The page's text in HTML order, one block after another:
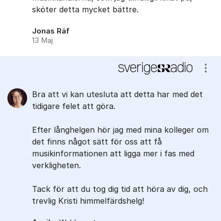
sköter detta mycket bättre.
Jonas Räf
13 Maj
Bra att vi kan utesluta att detta har med det
tidigare felet att göra.
Efter långhelgen hör jag med mina kolleger om
det finns något sätt för oss att få
musikinformationen att ligga mer i fas med
verkligheten.
Tack för att du tog dig tid att höra av dig, och
trevlig Kristi himmelfärdshelg!